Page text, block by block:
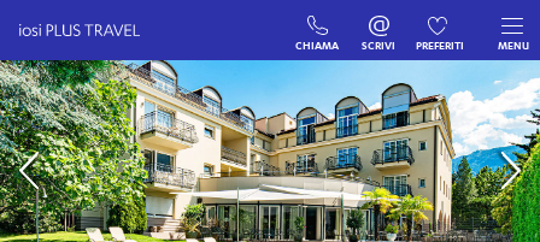
CHIAMA SCRIVI PREFERITI MENU